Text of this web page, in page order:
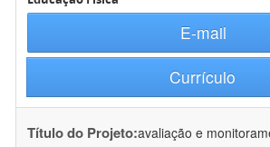
E-mail
Currículo
Título do Projeto:avaliação e